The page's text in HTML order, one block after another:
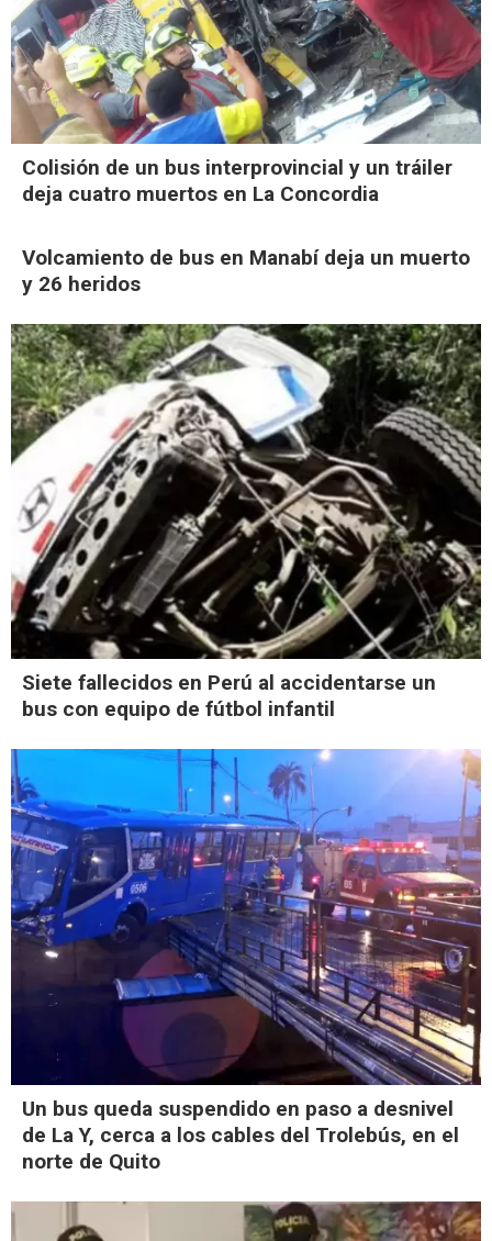
Colisión de un bus interprovincial y un tráiler
deja cuatro muertos en La Concordia
Volcamiento de bus en Manabí deja un muerto
y 26 heridos
Siete fallecidos en Perú al accidentarse un
bus con equipo de fútbol infantil
Un bus queda suspendido en paso a desnivel
de La Y, cerca a los cables del Trolebús, en el
norte de Quito